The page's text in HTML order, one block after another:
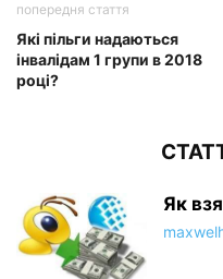
попередня стаття
Які пільги надаються
інвалідам 1 групи в 2018
році?
Як